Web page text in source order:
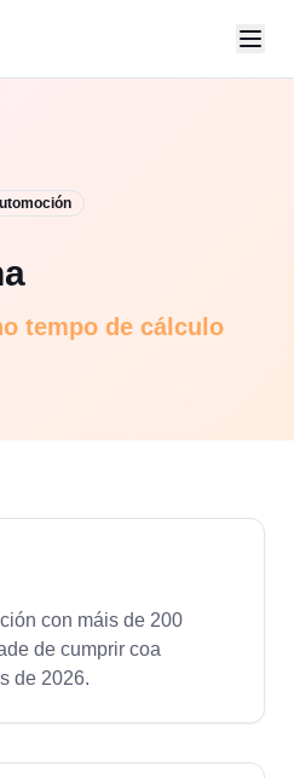
tempo de cálculo
con máis de 200
de cumprir coa
de 2026.